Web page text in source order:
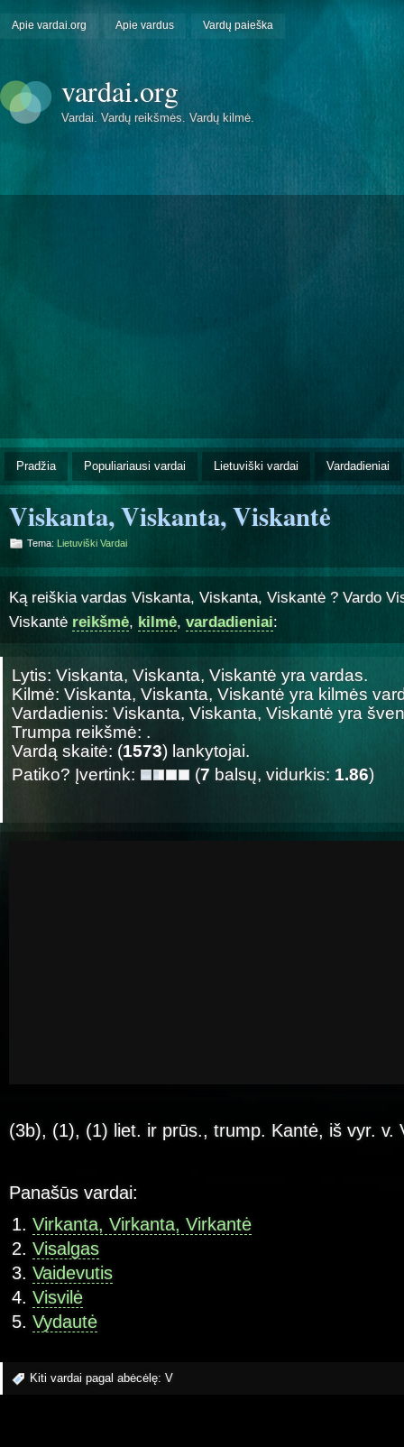
Apie vardai.org Apie vardus Vardų paieška
vardai.org
Vardai. Vardų reikšmės. Vardų kilmė.
Pradžia Populiariausi vardai Lietuviški vardai Vardadieniai
Viskanta, Viskanta, Viskantė
Tema: Lietuviški Vardai
Ką reiškia vardas Viskanta, Viskanta, Viskantė ? Vardo
Viskantė reikšmė, kilmė, vardadieniai:
Lytis: Viskanta, Viskanta, Viskantė yra vardas.
Kilmė: Viskanta, Viskanta, Viskantė yra kilmės
Vardadienis: Viskanta, Viskanta, Viskantė yra
Trumpa reikšmė: .
Vardą skaitė: (1573) lankytojai.
Patiko? Įvertink:
(7 balsų, vidurkis: 1.86)
(3b), (1), (1) liet. ir prūs., trump. Kantė, iš vyr. v.
Panašūs vardai:
Virkanta, Virkanta, Virkantė
Visalgas
Vaidevutis
Visvilė
Vydautė
Kiti vardai pagal abėcėlę: V